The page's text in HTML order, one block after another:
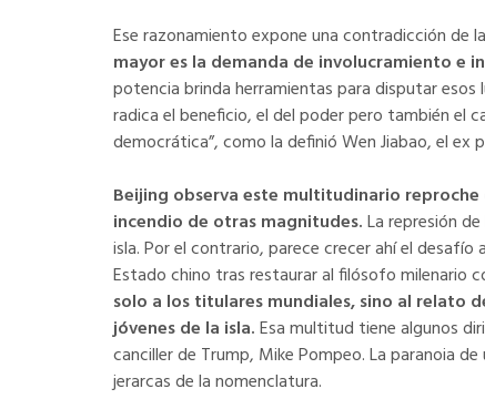
Ese razonamiento expone una contradicción de
mayor es la demanda de involucramiento e
potencia brinda herramientas para disputar esos
radica el beneficio, el del poder pero también el
democrática”, como la definió Wen Jiabao, el ex
Beijing observa este multitudinario
incendio de otras magnitudes.La represión
isla. Por el contrario, parece crecer ahí el
Estado chino tras restaurar al filósofo milenario
solo a los titulares mundiales, sino al relato
jóvenes de la isla.Esa multitud tiene algunos
canciller de Trump, Mike Pompeo. La paranoia
jerarcas de la nomenclatura.